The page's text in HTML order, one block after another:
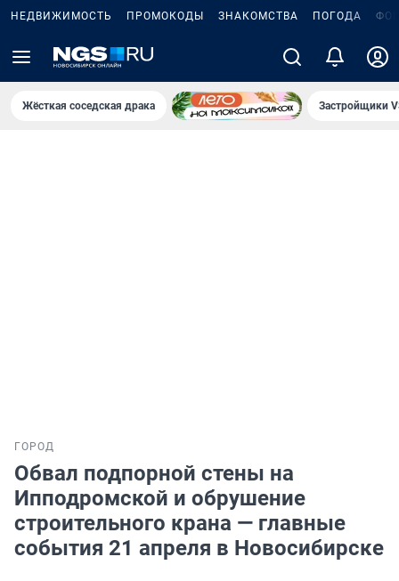
НЕДВИЖИМОСТЬ ПРОМОКОДЫ ЗНАКОМСТВА ПОГОДА
Жёсткая соседская драка Застройщики
ГОРОД
Обвал подпорной стены на
Ипподромской и обрушение
строительного крана — главные
события 21 апреля в Новосибирске